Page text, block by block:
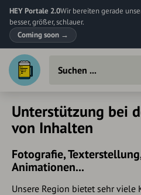
HEY Portale 2.0Wir bereiten gerade
besser, größer, schlauer.
Coming soon →
Unterstützung bei
von Inhalten
Fotografie,
Animationen...
Unsere Region bietet sehr viele